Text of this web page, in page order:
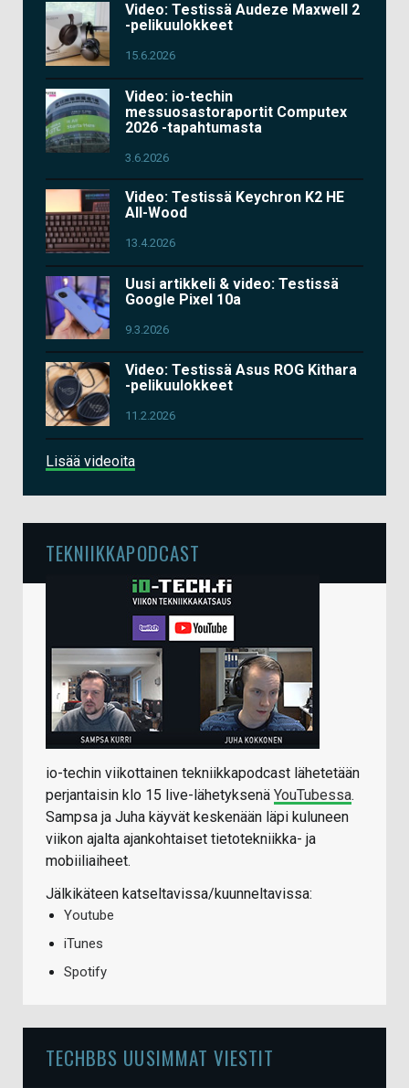
Video: Testissä Audeze Maxwell 2
-pelikuulokkeet
15.6.2026
Video: io-techin
messuosastoraportit Computex
2026 -tapahtumasta
3.6.2026
Video: Testissä Keychron K2 HE
All-Wood
13.4.2026
Uusi artikkeli & video: Testissä
Google Pixel 10a
9.3.2026
Video: Testissä Asus ROG Kithara
-pelikuulokkeet
11.2.2026
Lisää videoita
TEKNIIKKAPODCAST
io-techin viikottainen tekniikkapodcast lähetetään
perjantaisin klo 15 live-lähetyksenä YouTubessa.
Sampsa ja Juha käyvät keskenään läpi kuluneen
viikon ajalta ajankohtaiset tietotekniikka- ja
mobiiliaiheet.
Jälkikäteen katseltavissa/kuunneltavissa:
Youtube
iTunes
Spotify
TECHBBS UUSIMMAT VIESTIT